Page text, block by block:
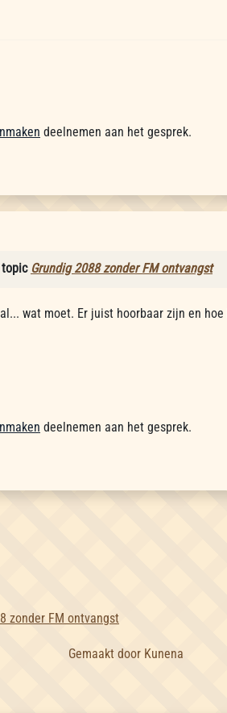
deelnemen aan het gesprek.
Grundig 2088 zonder FM ontvangst
wat moet. Er juist hoorbaar zijn en
deelnemen aan het gesprek.
zonder FM ontvangst
Gemaakt door Kunena